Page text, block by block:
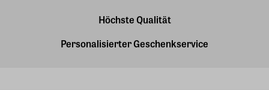
Höchste Qualität
Personalisierter Geschenkservice